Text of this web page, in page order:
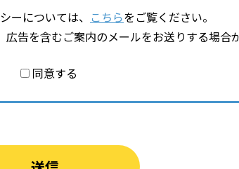
ーについては、 こちらをご覧ください。
告を含むご案内のメールをお送りする場合
同意する